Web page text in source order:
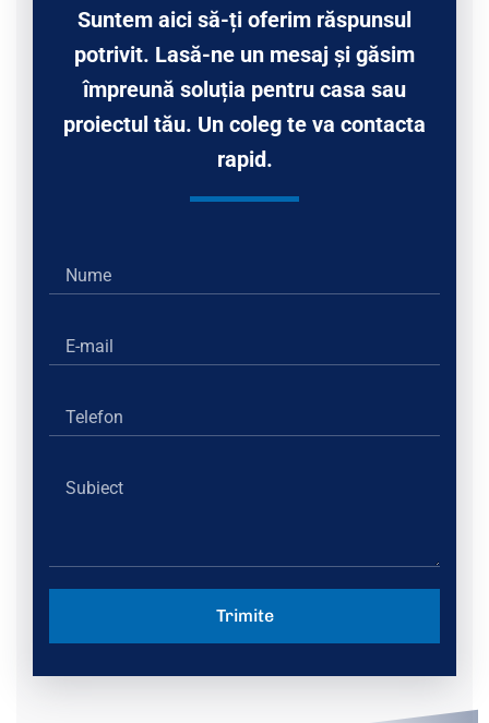
Suntem aici să-ți oferim răspunsul
potrivit. Lasă-ne un mesaj și găsim
împreună soluția pentru casa sau
proiectul tău. Un coleg te va contacta
rapid.